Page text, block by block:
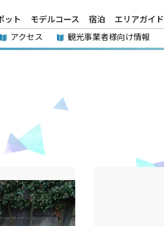
ット モデルコース 宿泊
エリアガイド
アクセス 観光事業者様向け情報